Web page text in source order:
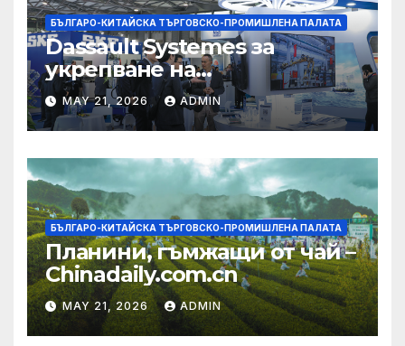
БЪЛГАРО-КИТАЙСКА ТЪРГОВСКО-ПРОМИШЛЕНА ПАЛАТА
Dassault Systemes за
укрепване на
изграждането на AI
екосистема в Китай
MAY 21, 2026 ADMIN
БЪЛГАРО-КИТАЙСКА ТЪРГОВСКО-ПРОМИШЛЕНА ПАЛАТА
Планини, гъмжащи от чай –
Chinadaily.com.cn
MAY 21, 2026 ADMIN